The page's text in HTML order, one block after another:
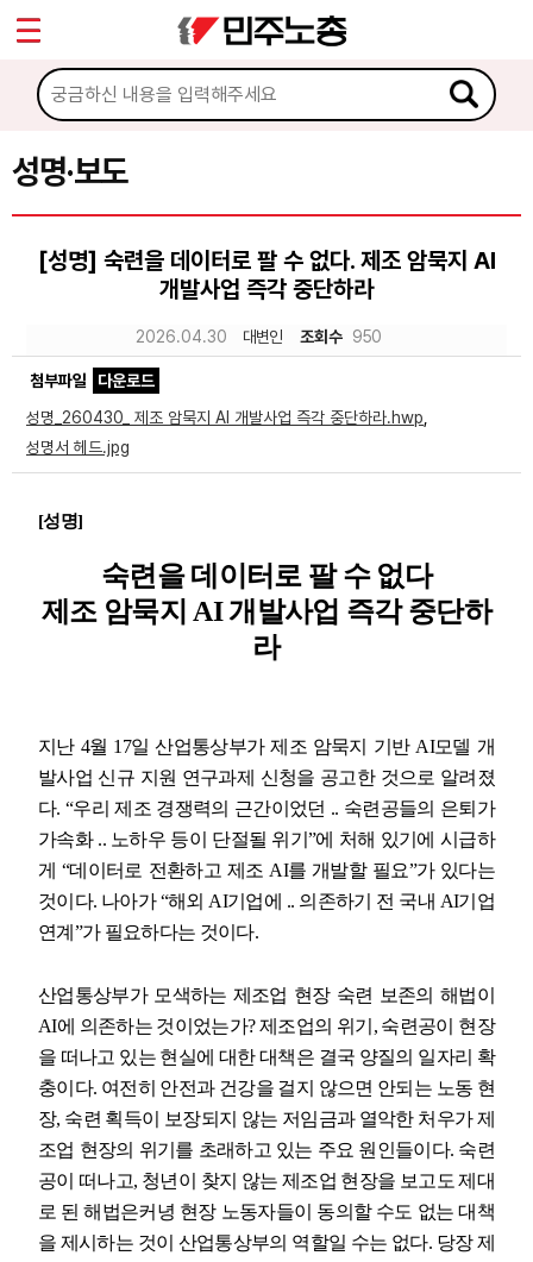
성명·보도
[성명] 숙련을 데이터로 팔 수 없다. 제조 암묵지 AI
개발사업 즉각 중단하라
2026.04.30 대변인 조회수 950
첨부파일
다운로드
성명_260430_ 제조 암묵지 AI 개발사업 즉각 중단하라.hwp
성명서 헤드.jpg
[성명]
숙련을 데이터로 팔 수 없다
제조 암묵지 AI개발사업 즉각 중단하
라
지난 4월 17일 산업통상부가 제조 암묵지 기반 AI모델 개
발사업 신규 지원 연구과제 신청을 공고한 것으로 알려졌
다. “우리 제조 경쟁력의 근간이었던 .. 숙련공들의 은퇴가
가속화 .. 노하우 등이 단절될 위기”에 처해 있기에 시급하
게“데이터로 전환하고 제조 AI를 개발할 필요”가 있다는
것이다. 나아가“해외 AI기업에 .. 의존하기 전 국내 AI기업
연계 ”가 필요하다는 것이다.
산업통상부가 모색하는 제조업 현장 숙련 보존의 해법이
AI에 의존하는 것이었는가?제조업의 위기 , 숙련공이 현장
을 떠나고 있는 현실에 대한 대책은 결국 양질의 일자리 확
충이다. 여전히 안전과 건강을 걸지 않으면 안되는 노동 현
장, 숙련 획득이 보장되지 않는 저임금과 열악한 처우가 제
조업 현장의 위기를 초래하고 있는 주요 원인들이다. 숙련
공이 떠나고, 청년이 찾지 않는 제조업 현장을 보고도 제대
로 된 해법은커녕 현장 노동자들이 동의할 수도 없는 대책
을 제시하는 것이 산업통상부의 역할일 수는 없다. 당장 제
마이페이지
소개
소식
공지사항
성명·보도
노동상담
자료
부설기관
Sketchbook5, 스케치북5
Sketchbook5, 스케치북5